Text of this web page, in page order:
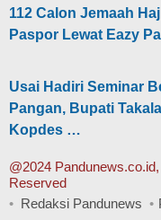
112 Calon Jemaah
Paspor Lewat Eazy
Usai Hadiri Seminar
Pangan, Bupati
Kopdes …
@2024
Reserved
Redaksi Pandunews